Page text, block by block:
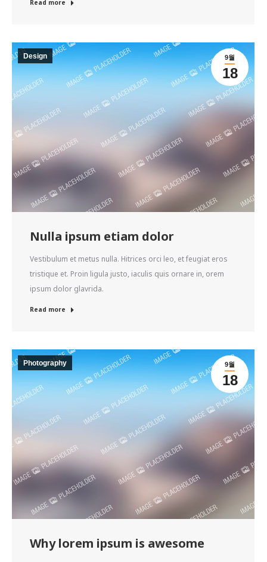
Read more
9월
18
Design
Nulla ipsum etiam dolor
Vestibulum et metus nulla. Hitrices orci leo, et feugiat eros
tristique et. Proin ligula justo, iaculis quis ornare in, orem
ipsum dolor glavrida.
Read more
9월
18
Photography
Why lorem ipsum is awesome